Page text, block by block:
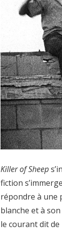
Killer of Sheep
fiction
répondre à une
blanche et à
le courant dit de